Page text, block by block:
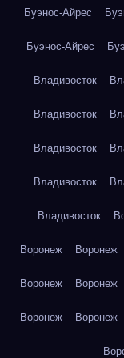
Буэнос-Айрес
Буэнос-Айрес
Владивосток
Владивосток
Владивосток
Владивосток
Владивосток
Воронеж Воронеж
Воронеж Воронеж
Воронеж Воронеж